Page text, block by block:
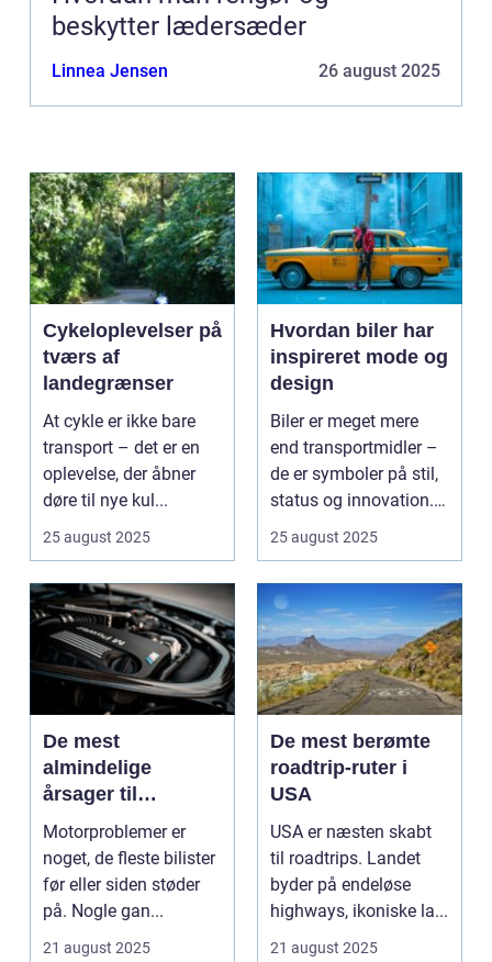
beskytter lædersæder
Linnea Jensen 26 august 2025
Cykeloplevelser på
tværs af
landegrænser
At cykle er ikke bare
transport – det er en
oplevelse, der åbner
døre til nye kul...
25 august 2025
Hvordan biler har
inspireret mode og
design
Biler er meget mere
end transportmidler –
de er symboler på stil,
status og innovation.
...
25 august 2025
De mest
almindelige
årsager til
motorproblemer
Motorproblemer er
noget, de fleste bilister
før eller siden støder
på. Nogle gan...
21 august 2025
De mest berømte
roadtrip-ruter i
USA
USA er næsten skabt
til roadtrips. Landet
byder på endeløse
highways, ikoniske la...
21 august 2025